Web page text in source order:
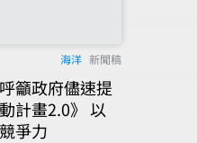
海洋 新聞稿
籲政府儘速提
計畫2.0》 以
爭力